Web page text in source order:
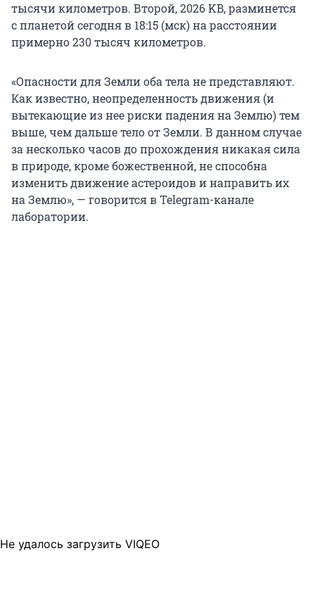
тысячи километров. Второй, 2026 KB, разминется
с планетой сегодня в 18:15 (мск) на расстоянии
примерно 230 тысяч километров.
«Опасности для Земли оба тела не представляют.
Как известно, неопределенность движения (и
вытекающие из нее риски падения на Землю) тем
выше, чем дальше тело от Земли. В данном случае
за несколько часов до прохождения никакая сила
в природе, кроме божественной, не способна
изменить движение астероидов и направить их
на Землю», — говорится в Telegram-канале
лаборатории.
Не удалось загрузить VIQEO